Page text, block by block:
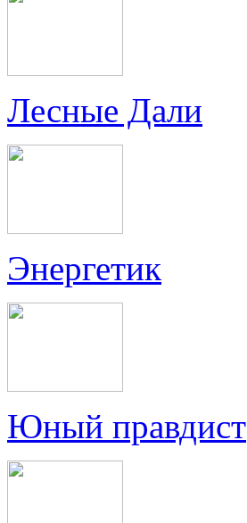
Лесные Дали
Энергетик
Юный правдист